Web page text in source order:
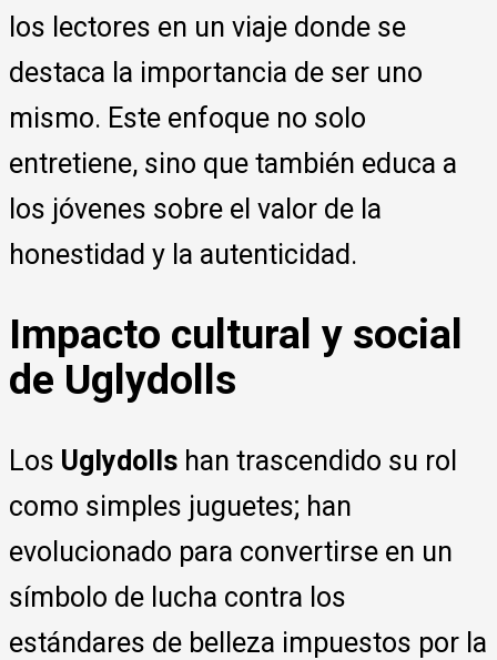
los lectores en un viaje donde se
destaca la importancia de ser uno
mismo. Este enfoque no solo
entretiene, sino que también educa a
los jóvenes sobre el valor de la
honestidad y la autenticidad.
Impacto cultural y social
de Uglydolls
Los Uglydolls han trascendido su rol
como simples juguetes; han
evolucionado para convertirse en un
símbolo de lucha contra los
estándares de belleza impuestos por la